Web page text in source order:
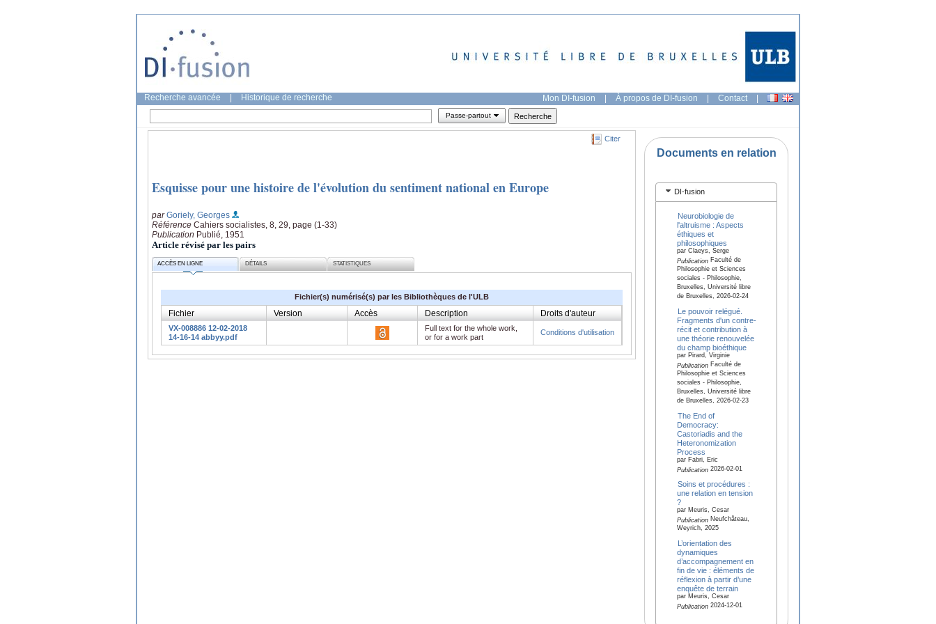
Recherche avancée Historique de recherche Mon DI-fusion | À propos de DI-fusion | Contact |
Passe-partout
Citer
Esquisse pour une histoire de l'évolution du sentiment national en Europe
parGoriely, Georges
Référence Cahiers socialistes, 8, 29, page (1-33)
Publication Publié, 1951
Article révisé par les pairs
ACCÈS EN LIGNE DÉTAILS STATISTIQUES
Fichier(s) numérisé(s) par les Bibliothèques de l'ULB
Fichier Version Accès Description Droits d'auteur
VX-008886 12-02-2018
14-16-14 abbyy.pdf
Full text for the whole work,
or for a work part
Conditions d'utilisation
Documents en relation
DI-fusion
Neurobiologie de
l'altruisme : Aspects
éthiques et
philosophiques
par Claeys, Serge
PublicationFaculté de
Philosophie et Sciences
sociales - Philosophie,
Bruxelles, Université libre
de Bruxelles, 2026-02-24
Le pouvoir relégué.
Fragments d'un contre-
récit et contribution à
une théorie renouvelée
du champ bioéthique
par Pirard, Virginie
PublicationFaculté de
Philosophie et Sciences
sociales - Philosophie,
Bruxelles, Université libre
de Bruxelles, 2026-02-23
The End of
Democracy:
Castoriadis and the
Heteronomization
Process
par Fabri, Eric
Publication2026-02-01
Soins et procédures :
une relation en tension
?
par Meuris, Cesar
PublicationNeufchâteau,
Weyrich, 2025
L’orientation des
dynamiques
d’accompagnement en
fin de vie : éléments de
réflexion à partir d’une
enquête de terrain
par Meuris, Cesar
Publication2024-12-01